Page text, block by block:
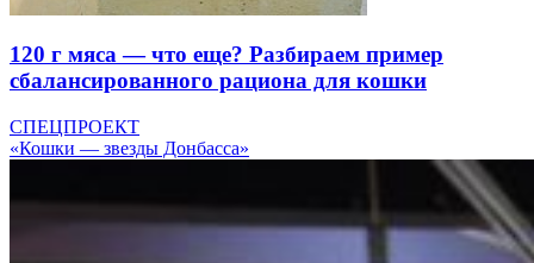
120 г мяса — что еще? Разбираем пример
сбалансированного рациона для кошки
СПЕЦПРОЕКТ
«Кошки — звезды Донбасса»